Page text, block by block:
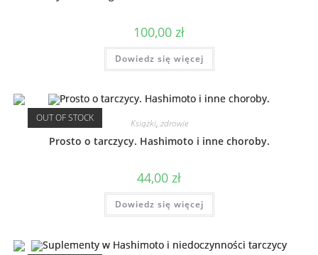
100,00 zł
Dowiedz się więcej
OUT OF STOCK Książki, zdrowie
Prosto o tarczycy. Hashimoto i inne choroby.
44,00 zł
Dowiedz się więcej